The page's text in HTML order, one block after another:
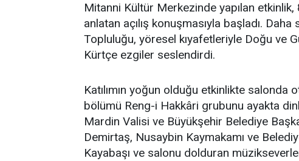
​Mitanni Kültür Merkezinde yapılan
anlatan açılış konuşmasıyla başladı.
Topluluğu, yöresel kıyafetleriyle Doğu ve
Kürtçe ezgiler seslendirdi.
Katılımın yoğun olduğu etkinlikte
bölümü Reng-i Hakkâri grubunu ayakta
Mardin Valisi ve Büyükşehir Belediye
Demirtaş, Nusaybin Kaymakamı ve
Kayabaşı ve salonu dolduran